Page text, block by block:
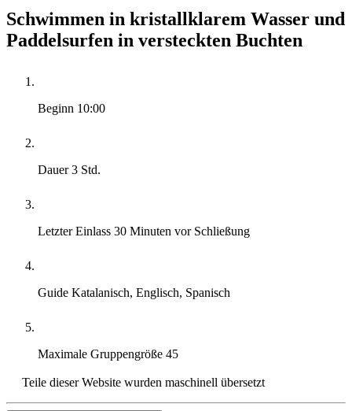
Schwimmen in kristallklarem Wasser und
Paddelsurfen in versteckten Buchten
Beginn 10:00
Dauer3 Std.
Letzter Einlass 30 Minuten vor Schließung
Guide Katalanisch, Englisch, Spanisch
Maximale Gruppengröße 45
Teile dieser Website wurden maschinell übersetzt